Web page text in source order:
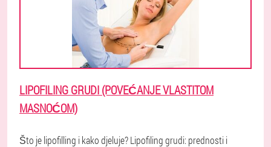
LIPOFILING GRUDI (POVEĆANJE VLASTITOM
MASNOĆOM)
Što je lipofilling i kako djeluje? Lipofiling grudi: prednosti i